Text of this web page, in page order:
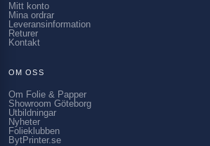
Mitt konto
Mina ordrar
Leveransinformation
Returer
Kontakt
OM OSS
Om Folie & Papper
Showroom Göteborg
Utbildningar
Nyheter
Folieklubben
BytPrinter.se